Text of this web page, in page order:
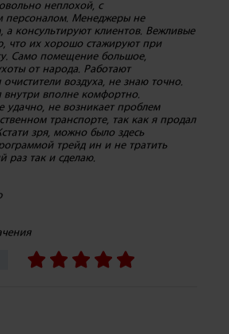
неплохой, с
персоналом. Менеджеры не
а консультируют клиентов. Вежливые
что их хорошо стажируют при
Само помещение большое,
от народа. Работают
воздуха, не знаю точно.
внутри вполне комфортно.
удачно, не возникает проблем
транспорте, так как я продал
зря, можно было здесь
трейд ин и не тратить
раз так и сделаю.